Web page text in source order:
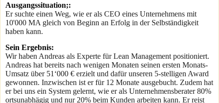
Ausgangssituation;:
Er suchte einen Weg, wie er als CEO eines Unternehmens mit
10'000 MA gleich von Beginn an Erfolg in der Selbständigkeit
haben kann.
Sein Ergebnis:
Wir haben Andreas als Experte für Lean Management positioniert.
Andreas hat bereits nach wenigen Monaten seinen ersten Monats-
Umsatz über 51‘000 € erzielt und dafür unseren 5-stelligen Award
gewonnen. Inzwischen ist er für 12 Monate ausgebucht. Zudem hat
er bei uns ein System gelernt, wie er als Unternehmensberater 80%
ortsunabhägig und nur 20% beim Kunden arbeiten kann. Er reist